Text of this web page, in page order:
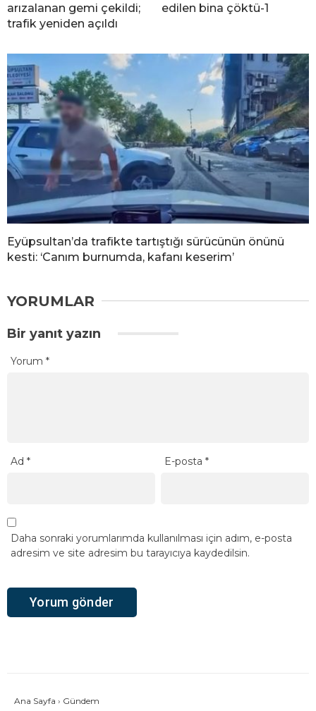
arızalanan gemi çekildi;
trafik yeniden açıldı
edilen bina çöktü-1
Eyüpsultan’da trafikte tartıştığı sürücünün önünü
kesti: ‘Canım burnumda, kafanı keserim’
YORUMLAR
Bir yanıt yazın
Yorum *
Ad * E-posta*
Daha sonraki yorumlarımda kullanılması için adım, e-posta
adresim ve site adresim bu tarayıcıya kaydedilsin.
Ana Sayfa › Gündem